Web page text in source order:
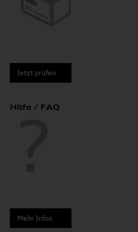
Jetzt prüfen
Hilfe / FAQ
Mehr Infos